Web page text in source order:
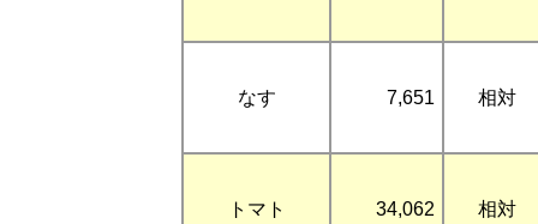
なす 7,651 相対
トマト 34,062 相対